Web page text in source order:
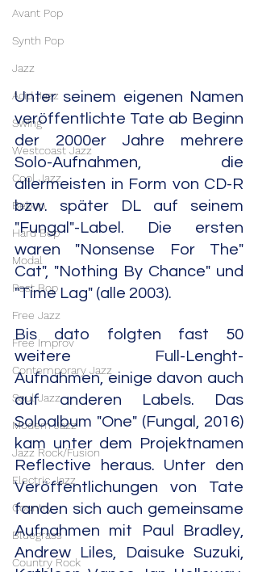
Avant Pop
Synth Pop
Jazz
Acid Jazz
Swing
Westcoast Jazz
Cool Jazz
Bebop
Hard Bop
Modal
Post Bop
Free Jazz
Free Improv
Contemporary Jazz
Soul Jazz
Modern Jazz
Jazz Rock/Fusion
Electric Jazz
Country
Bluegrass
Country Rock
Unter seinem eigenen Namen
veröffentlichte Tate ab Beginn
der 2000er Jahre mehrere
Solo-Aufnahmen, die
allermeisten in Form von CD-R
bzw. später DL auf seinem
"Fungal"-Label. Die ersten
waren "Nonsense For The"
Cat", "Nothing By Chance" und
"Time Lag" (alle 2003).
Bis dato folgten fast 50
weitere Full-Lenght-
Aufnahmen, einige davon auch
auf anderen Labels. Das
Soloalbum "One" (Fungal, 2016)
kam unter dem Projektnamen
Reflective heraus. Unter den
Veröffentlichungen von Tate
fanden sich auch gemeinsame
Aufnahmen mit Paul Bradley,
Andrew Liles, Daisuke Suzuki,